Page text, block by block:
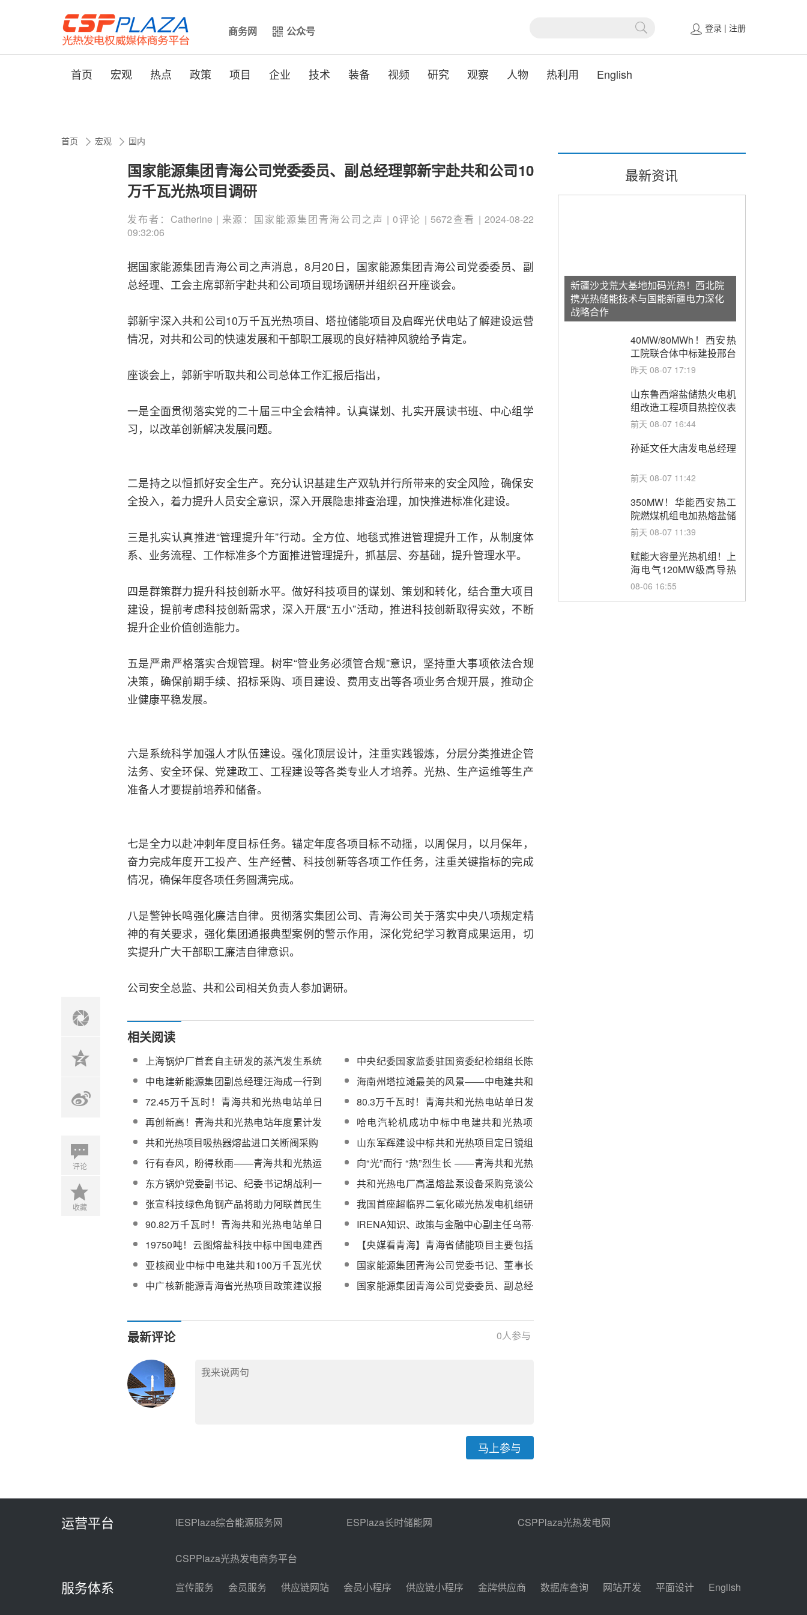
商务网 公众号 登录 | 注册
首页 宏观 热点 政策 项目 企业 技术 装备 视频 研究 观察 人物 热利用 English
首页 宏观 国内
国家能源集团青海公司党委委员、副总经理郭新宇赴共和公司10
万千瓦光热项目调研
发布者：Catherine | 来源：国家能源集团青海公司之声 | 0评论 | 5672查看 | 2024-08-22
09:32:06
据国家能源集团青海公司之声消息，8月20日，国家能源集团青海公司党委委员、副
总经理、工会主席郭新宇赴共和公司项目现场调研并组织召开座谈会。
郭新宇深入共和公司10万千瓦光热项目、塔拉储能项目及启晖光伏电站了解建设运营
情况，对共和公司的快速发展和干部职工展现的良好精神风貌给予肯定。
座谈会上，郭新宇听取共和公司总体工作汇报后指出，
一是全面贯彻落实党的二十届三中全会精神。认真谋划、扎实开展读书班、中心组学
习，以改革创新解决发展问题。
二是持之以恒抓好安全生产。充分认识基建生产双轨并行所带来的安全风险，确保安
全投入，着力提升人员安全意识，深入开展隐患排查治理，加快推进标准化建设。
三是扎实认真推进“管理提升年”行动。全方位、地毯式推进管理提升工作，从制度体
系、业务流程、工作标准多个方面推进管理提升，抓基层、夯基础，提升管理水平。
四是群策群力提升科技创新水平。做好科技项目的谋划、策划和转化，结合重大项目
建设，提前考虑科技创新需求，深入开展“五小”活动，推进科技创新取得实效，不断
提升企业价值创造能力。
五是严肃严格落实合规管理。树牢“管业务必须管合规”意识，坚持重大事项依法合规
决策，确保前期手续、招标采购、项目建设、费用支出等各项业务合规开展，推动企
业健康平稳发展。
六是系统科学加强人才队伍建设。强化顶层设计，注重实践锻炼，分层分类推进企管
法务、安全环保、党建政工、工程建设等各类专业人才培养。光热、生产运维等生产
准备人才要提前培养和储备。
七是全力以赴冲刺年度目标任务。锚定年度各项目标不动摇，以周保月，以月保年，
奋力完成年度开工投产、生产经营、科技创新等各项工作任务，注重关键指标的完成
情况，确保年度各项任务圆满完成。
八是警钟长鸣强化廉洁自律。贯彻落实集团公司、青海公司关于落实中央八项规定精
神的有关要求，强化集团通报典型案例的警示作用，深化党纪学习教育成果运用，切
实提升广大干部职工廉洁自律意识。
公司安全总监、共和公司相关负责人参加调研。
评论
收藏
相关阅读
上海锅炉厂首套自主研发的蒸汽发生系统
助力青海共和光热项目并网发电
中央纪委国家监委驻国资委纪检组组长陈
超英到中电建青海共和光热示范电站调研
中电建新能源集团副总经理汪海成一行到
青海共和光热电站调研指导工作
海南州塔拉滩最美的风景——中电建共和
光热电站
72.45万千瓦时！青海共和光热电站单日
发电量再创历史新高
80.3万千瓦时！青海共和光热电站单日发
电量再创新高！
再创新高！青海共和光热电站年度累计发
电量突破5000万千瓦时！
哈电汽轮机成功中标中电建共和光热项
目、唐山海泰光热+光伏项目汽轮机组
共和光热项目吸热器熔盐进口关断阀采购
山东军辉建设中标共和光热项目定日镜组
装施工
行有春风，盼得秋雨——青海共和光热运
维项目高质量履约背后的故事
向“光”而行 “热”烈生长 ——青海共和光热
项目建设纪实
东方锅炉党委副书记、纪委书记胡战利一
行调研青海共和光热项目
共和光热电厂高温熔盐泵设备采购竞谈公
告
张宣科技绿色角钢产品将助力阿联酋民生
光热工程建设
我国首座超临界二氧化碳光热发电机组研
制成功
90.82万千瓦时！青海共和光热电站单日
发电量再创新高
IRENA知识、政策与金融中心副主任乌蒂·
科利尔赴青海共和光热等项目调研
19750吨！云图熔盐科技中标中国电建西
北院共和100万千瓦光伏光热项目熔盐采
购
【央媒看青海】青海省储能项目主要包括
光热等多种储能形式
亚核阀业中标中电建共和100万千瓦光伏
光热项目大压差熔盐调节阀设备
国家能源集团青海公司党委书记、董事长
刘军赴共和公司10万千瓦光热项目调研
中广核新能源青海省光热项目政策建议报
国家能源集团青海公司党委委员、副总经
最新评论 0人参与
马上参与
最新资讯
新疆沙戈荒大基地加码光热！西北院
携光热储能技术与国能新疆电力深化
战略合作
40MW/80MWh！西安热
工院联合体中标建投邢台
热电熔盐储热调峰调频改
昨天 08-07 17:19
山东鲁西熔盐储热火电机
组改造工程项目热控仪表
成套设备采购
前天 08-07 16:44
孙延文任大唐发电总经理
前天 08-07 11:42
350MW！华能西安热工
院燃煤机组电加热熔盐储
能提升机组灵活性改造项
务采购
前天 08-07 11:39
赋能大容量光热机组！上
海电气120MW级高导热
空冷发电机通过型式试验
08-06 16:55
运营平台 IESPlaza综合能源服务网 ESPlaza长时储能网 CSPPlaza光热发电网
CSPPlaza光热发电商务平台
服务体系 宣传服务 会员服务 供应链网站 会员小程序 供应链小程序 金牌供应商 数据库查询 网站开发 平面设计 English